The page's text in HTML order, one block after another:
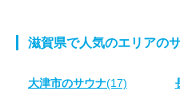
滋賀県で人気のエリアの
大津市のサウナ(17)